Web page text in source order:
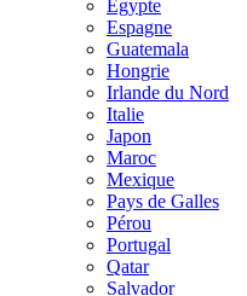
Egypte
Espagne
Guatemala
Hongrie
Irlande du Nord
Italie
Japon
Maroc
Mexique
Pays de Galles
Pérou
Portugal
Qatar
Salvador